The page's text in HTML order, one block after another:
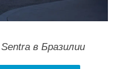
в Бразилии